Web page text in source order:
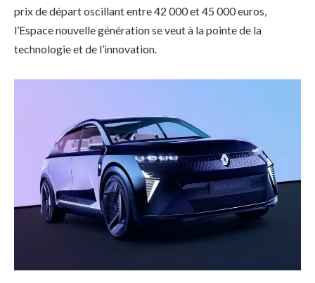
prix de départ oscillant entre 42 000 et 45 000 euros,
l’Espace nouvelle génération se veut à la pointe de la
technologie et de l’innovation.